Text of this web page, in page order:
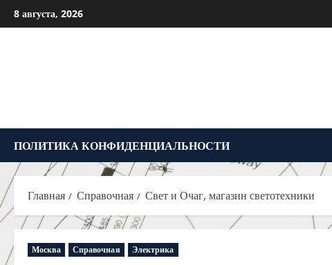
Перейти
к
8 августа, 2026
ПОЛИТИКА КОНФИДЕНЦИАЛЬНОСТИ
Главная Справочная Свет и Очаг, магазин светотехники
Москва Справочная Электрика